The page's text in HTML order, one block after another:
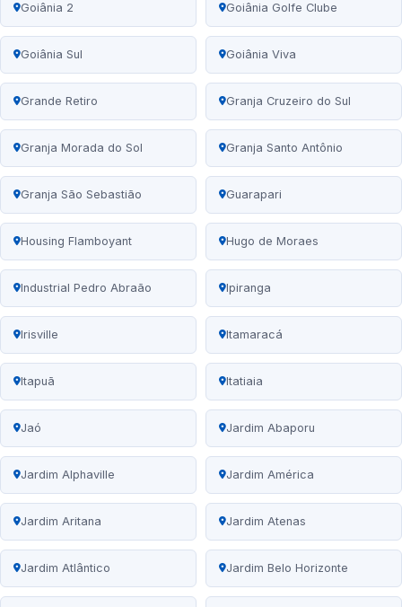
Goiânia 2 Goiânia Golfe Clube
Goiânia Sul Goiânia Viva
Grande Retiro Granja Cruzeiro do Sul
Granja Morada do Sol Granja Santo Antônio
Granja São Sebastião Guarapari
Housing Flamboyant Hugo de Moraes
Industrial Pedro Abraão Ipiranga
Irisville Itamaracá
Itapuã Itatiaia
Jaó Jardim Abaporu
Jardim Alphaville Jardim América
Jardim Aritana Jardim Atenas
Jardim Atlântico Jardim Belo Horizonte